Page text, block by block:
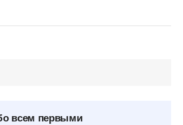
всем первыми